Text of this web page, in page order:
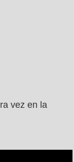
vez en la